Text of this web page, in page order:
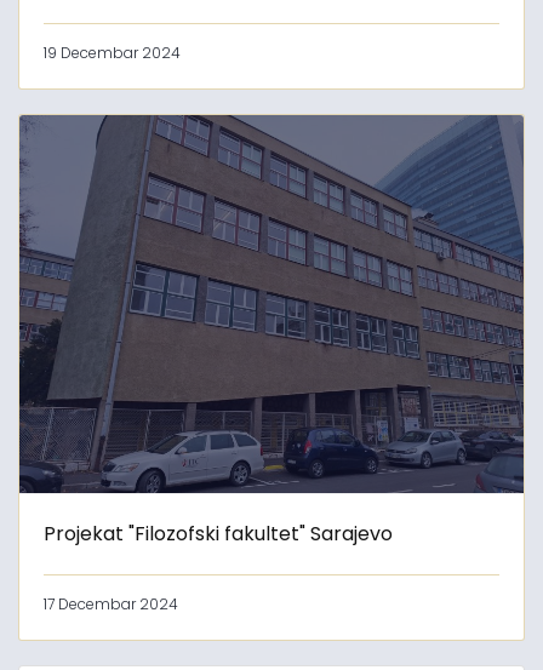
19 Decembar 2024
Projekat "Filozofski fakultet" Sarajevo
17 Decembar 2024